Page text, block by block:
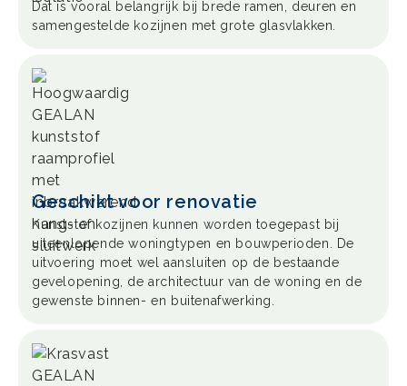
Dat is vooral belangrijk bij brede ramen, deuren en
samengestelde kozijnen met grote glasvlakken.
Geschikt voor renovatie
Kunststof kozijnen kunnen worden toegepast bij
uiteenlopende woningtypen en bouwperioden. De
uitvoering moet wel aansluiten op de bestaande
gevelopening, de architectuur van de woning en de
gewenste binnen- en buitenafwerking.